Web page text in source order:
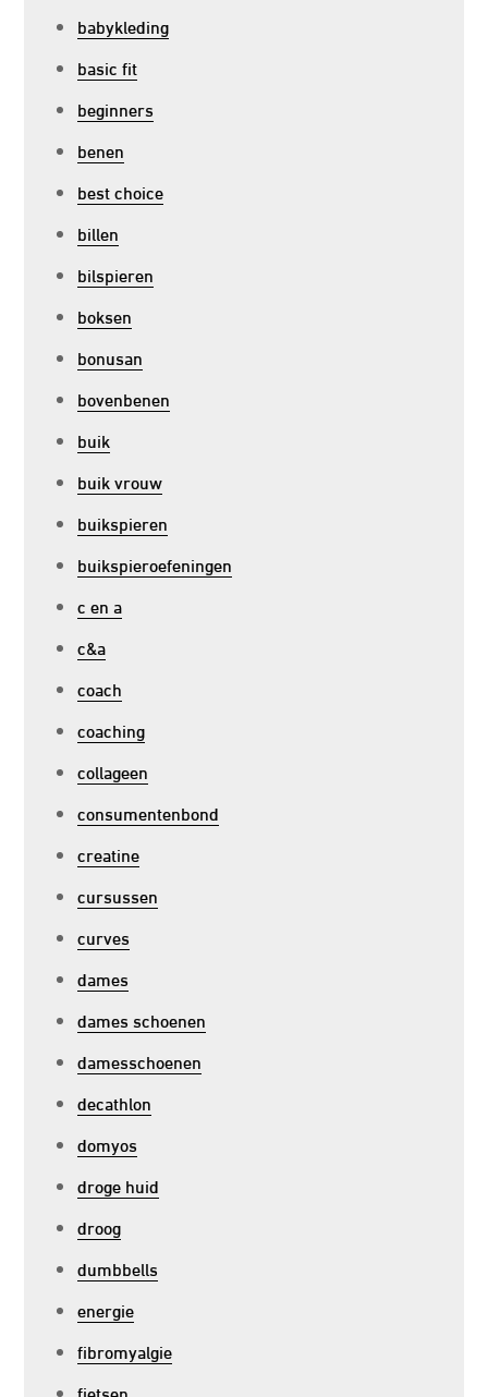
babykleding
basic fit
beginners
benen
best choice
billen
bilspieren
boksen
bonusan
bovenbenen
buik
buik vrouw
buikspieren
buikspieroefeningen
c en a
c&a
coach
coaching
collageen
consumentenbond
creatine
cursussen
curves
dames
dames schoenen
damesschoenen
decathlon
domyos
droge huid
droog
dumbbells
energie
fibromyalgie